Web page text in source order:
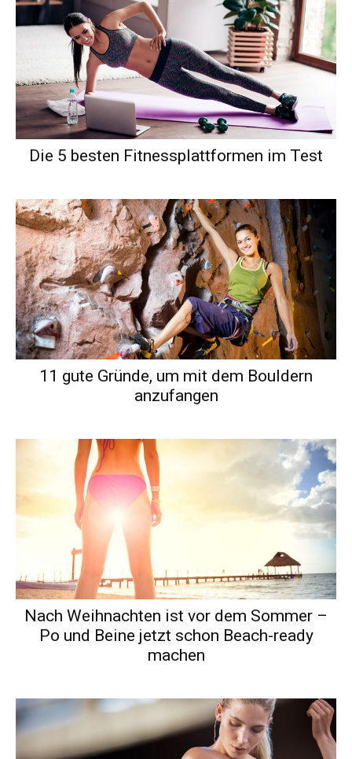
Die 5 besten Fitnessplattformen im Test
11 gute Gründe, um mit dem Bouldern
anzufangen
Nach Weihnachten ist vor dem Sommer –
Po und Beine jetzt schon Beach-ready
machen